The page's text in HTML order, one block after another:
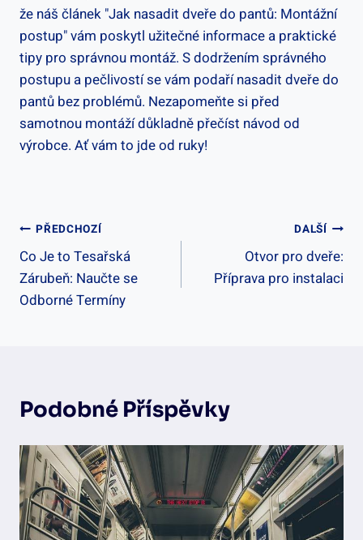
že náš článek "Jak nasadit dveře do pantů: Montážní
postup" vám poskytl užitečné informace a praktické
tipy pro správnou montáž. S dodržením správného
postupu a pečlivostí se vám podaří nasadit dveře do
pantů bez problémů. Nezapomeňte si před
samotnou montáží důkladně přečíst návod od
výrobce. Ať vám to jde od ruky!
Navigace
Pro
Příspěvek
PŘEDCHOZÍ
Co Je to Tesařská
Zárubeň: Naučte se
Odborné Termíny
DALŠÍ
Otvor pro dveře:
Příprava pro instalaci
Podobné Příspěvky